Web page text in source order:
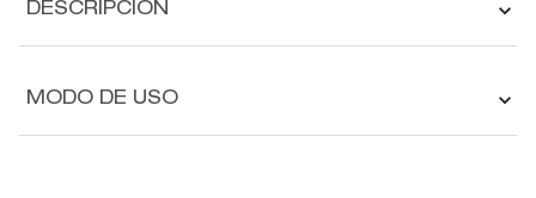
DESCRIPCIÓN
MODO DE USO